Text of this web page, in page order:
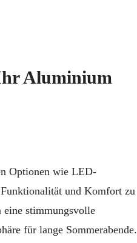
Aluminium
Optionen wie LED-
und Komfort zu
stimmungsvolle
für lange Sommerabende.